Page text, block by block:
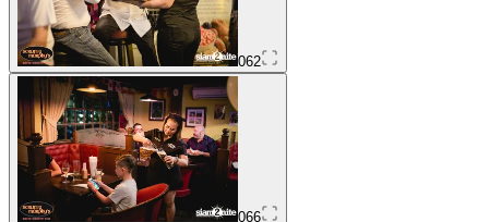
062
066